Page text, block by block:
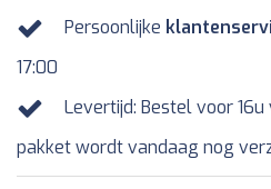
Persoonlijke
17:00
Levertijd: Bestel voor
pakket wordt vandaag nog